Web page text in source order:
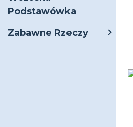
Podstawówka
Zabawne Rzeczy